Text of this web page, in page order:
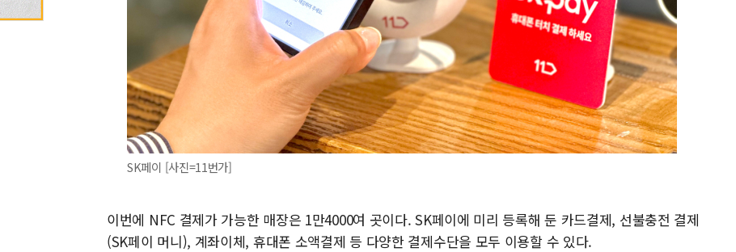
SK페이 [사진=11번가]
이번에 NFC 결제가 가능한 매장은 1만4000여 곳이다. SK페이에 미리 등록해 둔 카드결제, 선불충전 결제
(SK페이 머니), 계좌이체, 휴대폰 소액결제 등 다양한 결제수단을 모두 이용할 수 있다.